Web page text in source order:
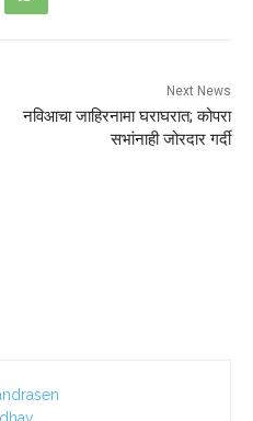
Next News
नविआचा जाहिरनामा घराघरात; कोपरा
सभांनाही जोरदार गर्दी